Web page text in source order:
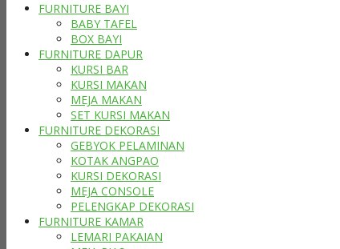
FURNITURE BAYI
BABY TAFEL
BOX BAYI
FURNITURE DAPUR
KURSI BAR
KURSI MAKAN
MEJA MAKAN
SET KURSI MAKAN
FURNITURE DEKORASI
GEBYOK PELAMINAN
KOTAK ANGPAO
KURSI DEKORASI
MEJA CONSOLE
PELENGKAP DEKORASI
FURNITURE KAMAR
LEMARI PAKAIAN